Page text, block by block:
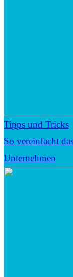
Tipps und Tricks
So vereinfacht
Unternehmen